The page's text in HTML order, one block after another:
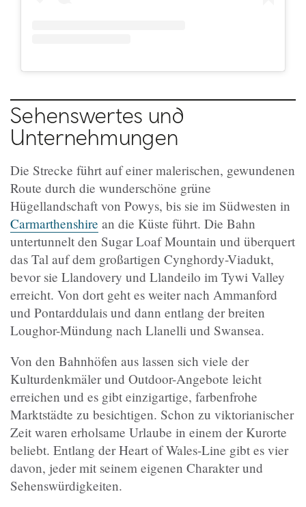
Sehenswertes und
Unternehmungen
Die Strecke führt auf einer malerischen, gewundenen
Route durch die wunderschöne grüne
Hügellandschaft von Powys, bis sie im Südwesten in
Carmarthenshire an die Küste führt. Die Bahn
untertunnelt den Sugar Loaf Mountain und überquert
das Tal auf dem großartigen Cynghordy-Viadukt,
bevor sie Llandovery und Llandeilo im Tywi Valley
erreicht. Von dort geht es weiter nach Ammanford
und Pontarddulais und dann entlang der breiten
Loughor-Mündung nach Llanelli und Swansea.
Von den Bahnhöfen aus lassen sich viele der
Kulturdenkmäler und Outdoor-Angebote leicht
erreichen und es gibt einzigartige, farbenfrohe
Marktstädte zu besichtigen. Schon zu viktorianischer
Zeit waren erholsame Urlaube in einem der Kurorte
beliebt. Entlang der Heart of Wales-Line gibt es vier
davon, jeder mit seinem eigenen Charakter und
Sehenswürdigkeiten.